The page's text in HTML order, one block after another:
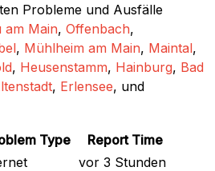
Probleme und Ausfälle
am Main, Offenbach,
, Mühlheim am Main, Maintal,
, Heusenstamm, Hainburg, Bad
, Erlensee, und
Type
Report Time
vor 3 Stunden